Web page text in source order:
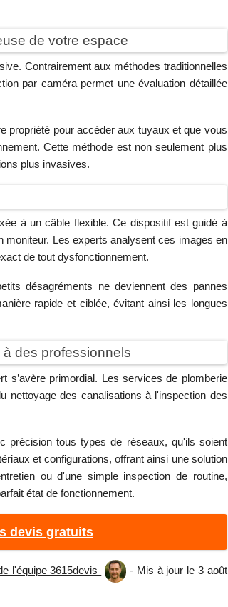
de votre espace
Contrairement aux méthodes traditionnelles
par caméra permet une évaluation détaillée
propriété pour accéder aux tuyaux et que vous
Cette méthode est non seulement plus
plus invasives.
à un câble flexible. Ce dispositif est guidé à
Les experts analysent ces images en
de tout dysfonctionnement.
désagréments ne deviennent des pannes
rapide et ciblée, évitant ainsi les longues
des professionnels
s’avère primordial. Les services de plomberie
nettoyage des canalisations à l'inspection des
précision tous types de réseaux, qu'ils soient
et configurations, offrant ainsi une solution
ou d'une simple inspection de routine,
état de fonctionnement.
devis gratuits
l'équipe 3615devis
- Mis à jour le 3 août